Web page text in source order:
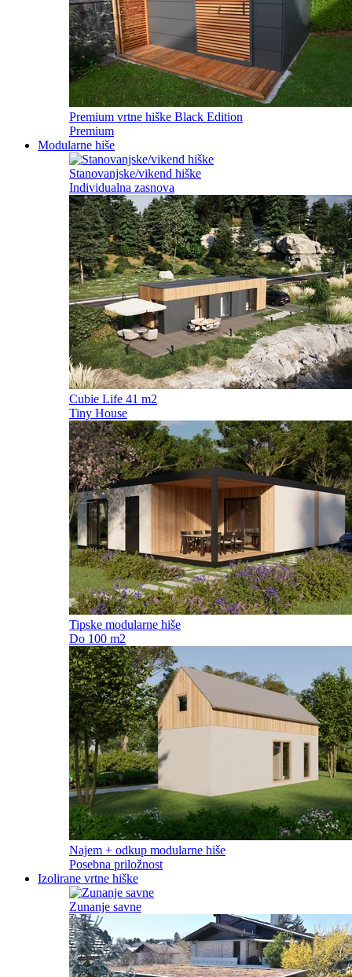
Premium vrtne hiške Black Edition
Premium
Modularne hiše
Stanovanjske/vikend hiške
Individualna zasnova
Cubie Life 41 m2
Tiny House
Tipske modularne hiše
Do 100 m2
Najem + odkup modularne hiše
Posebna priložnost
Izolirane vrtne hiške
Zunanje savne